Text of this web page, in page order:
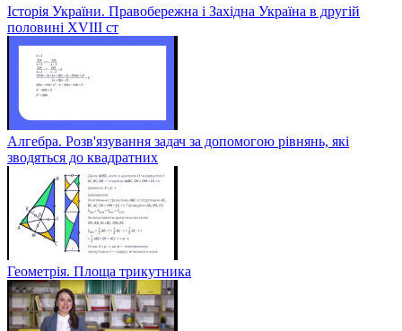
Історія України. Правобережна і Західна Україна в другій
половині XVIII ст
Алгебра. Розв'язування задач за допомогою рівнянь, які
зводяться до квадратних
Геометрія. Площа трикутника